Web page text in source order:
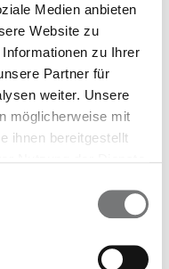
Medien anbieten
Website zu
zu Ihrer
Partner für
weiter. Unsere
möglicherweise mit
ihnen bereitgestellt
oder